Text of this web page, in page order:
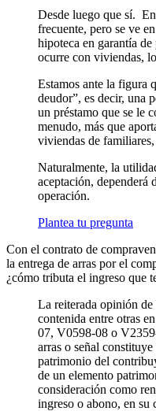
Desde luego que sí.
frecuente, pero se ve
hipoteca en garantía
ocurre con viviendas,
Estamos ante la figura
deudor”, es decir, una
un préstamo que se le
menudo, más que
viviendas de
Naturalmente, la
aceptación, dependerá
operación.
Plantea tu pregunta
Con el contrato de
la entrega de arras por el
¿cómo tributa el ingreso que
La reiterada opinión
contenida entre otras
07, V0598-08 o
arras o señal
patrimonio del
de un elemento
consideración como
ingreso o abono, en su